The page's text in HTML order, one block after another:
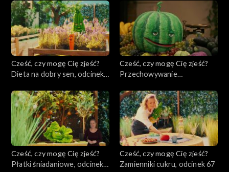
Cześć, czy mogę Cię zjeść?
Dieta na dobry sen, odcinek
Cześć, czy mogę Cię zjeść?
Przechowywanie
Cześć, czy mogę Cię zjeść?
Płatki śniadaniowe, odcinek
Cześć, czy mogę Cię zjeść?
Zamienniki cukru, odcinek 67